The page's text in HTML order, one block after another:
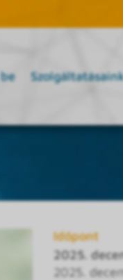
Időpont
2025.
2025.